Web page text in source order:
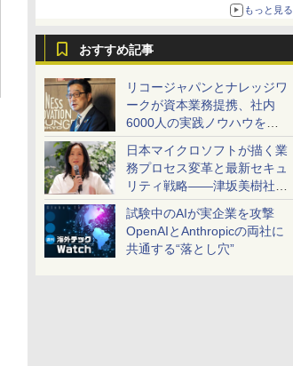
もっと見る
おすすめ記事
リコージャパンとナレッジワ
ークが資本業務提携、社内
6000人の実践ノウハウを生
かした「AI商談記録 for
RICOH」を展開へ
日本マイクロソフトが描く業
務プロセス変革と最新セキュ
リティ戦略――津坂美樹社長
が2027年度戦略を説明
試験中のAIが実企業を攻撃
OpenAIとAnthropicの両社に
共通する“落とし穴”